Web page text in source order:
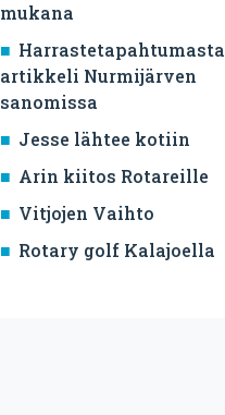
mukana
Harrastetapahtumasta
artikkeli Nurmijärven
sanomissa
Jesse lähtee kotiin
Arin kiitos Rotareille
Vitjojen Vaihto
Rotary golf Kalajoella